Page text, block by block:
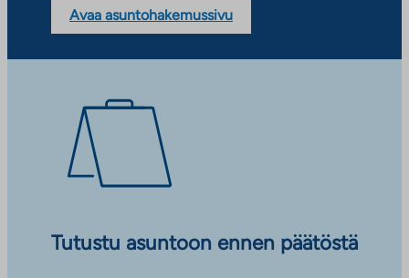
Avaa asuntohakemussivu
Tutustu asuntoon ennen päätöstä